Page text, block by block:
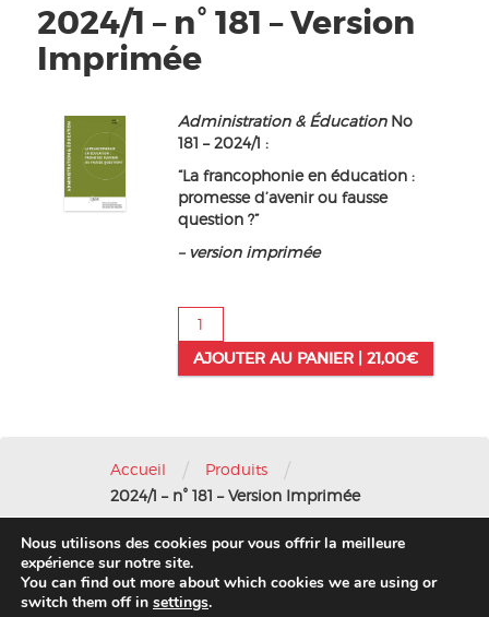
2024/1 – n° 181 – Version
Imprimée
Administration & ÉducationNo
181 – 2024/1 :
“La francophonie en éducation :
promesse d’avenir ou fausse
question ?”
– version imprimée
quantité
de
2024/1
-
Version
Imprimée
AJOUTER AU PANIER | 21,00€
Accueil / Produits /
2024/1 – n° 181 – Version Imprimée
Nous contacter-Mentions légales
© 2016 AFAE
Nous utilisons des cookies pour vous offrir la meilleure
expérience sur notre site.
You can find out more about which cookies we are using or
switch them off in settings.